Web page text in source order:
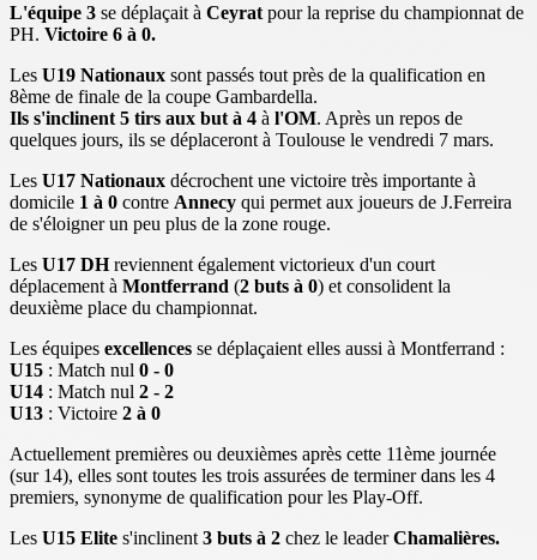
L'équipe 3 se déplaçait à Ceyrat pour la reprise du championnat de
PH. Victoire 6 à 0.
Les U19 Nationaux sont passés tout près de la qualification en
8ème de finale de la coupe Gambardella.
Ils s'inclinent 5 tirs aux but à 4 à l'OM. Après un repos de
quelques jours, ils se déplaceront à Toulouse le vendredi 7 mars.
Les U17 Nationaux décrochent une victoire très importante à
domicile 1 à 0 contre Annecy qui permet aux joueurs de J.Ferreira
de s'éloigner un peu plus de la zone rouge.
Les U17 DHreviennent également victorieux d'un court
déplacement à Montferrand (2 buts à 0) et consolident la
deuxième place du championnat.
Les équipes excellences se déplaçaient elles aussi à Montferrand :
U15 : Match nul 0 - 0
U14 : Match nul 2 - 2
U13 : Victoire 2 à 0
Actuellement premières ou deuxièmes après cette 11ème journée
(sur 14), elles sont toutes les trois assurées de terminer dans les 4
premiers, synonyme de qualification pour les Play-Off.
Les U15 Elite s'inclinent 3 buts à 2 chez le leaderChamalières.